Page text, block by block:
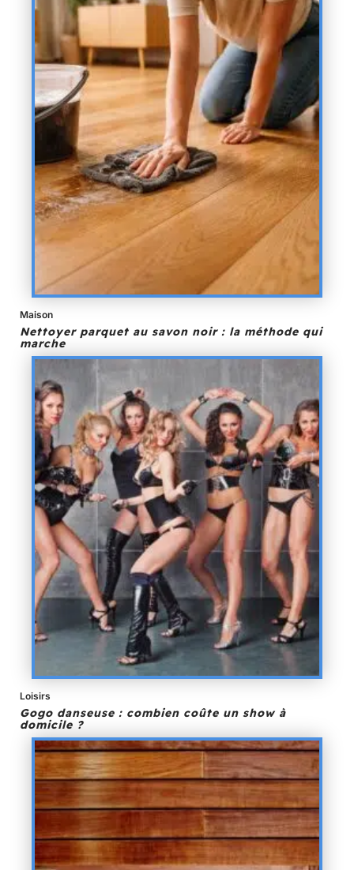
Maison
Nettoyer parquet au savon noir : la méthode qui
marche
Loisirs
Gogo danseuse : combien coûte un show à
domicile ?